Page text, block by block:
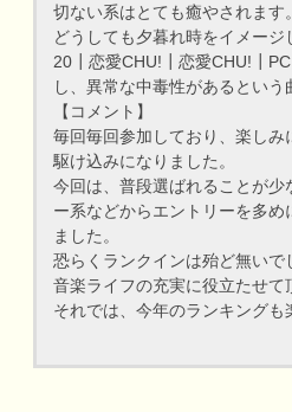
切ない系はとても癒やされます
どうしても夕暮れ時をイメージ
20┃恋愛CHU!┃恋愛
し、異常な中毒性があるという
【コメント】
毎回毎回参加しており、楽しみ
駆け込みになりました。
今回は、普段選ばれることが
ー系などからエントリーを多め
ました。
恐らくランクインは殆ど無いで
音楽ライフの充実に役立たせて
それでは、今年のランキングも